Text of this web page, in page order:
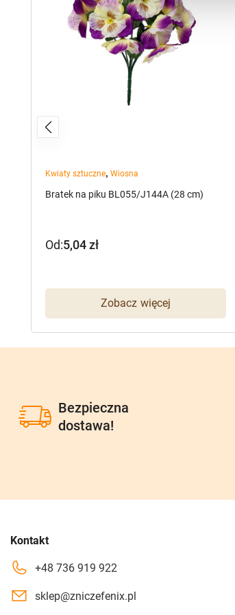
Kwiaty sztuczne, Wiosna
Bratek na piku BL055/J144A (28 cm)
Zobacz więcej
Od:5,04zł
Bezpieczna
dostawa!
Kontakt
+48 736 919 922
sklep@zniczefenix.pl